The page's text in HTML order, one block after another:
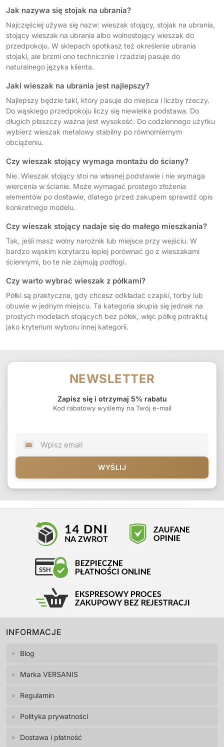
Jak nazywa się stojak na ubrania?
Najczęściej używa się nazw: wieszak stojący, stojak na ubrania,
stojący wieszak na ubrania albo wolnostojący wieszak do
przedpokoju. W sklepach spotkasz też określenie ubrania
stojaki, ale brzmi ono technicznie i rzadziej pasuje do
naturalnego języka klienta.
Jaki wieszak na ubrania jest najlepszy?
Najlepszy będzie taki, który pasuje do miejsca i liczby rzeczy.
Do wąskiego przedpokoju liczy się niewielka podstawa. Do
długich płaszczy ważna jest wysokość. Do codziennego użytku
wybierz wieszak metalowy stabilny po równomiernym
obciążeniu.
Czy wieszak stojący wymaga montażu do ściany?
Nie. Wieszak stojący stoi na własnej podstawie i nie wymaga
wiercenia w ścianie. Może wymagać prostego złożenia
elementów po dostawie, dlatego przed zakupem sprawdź opis
konkretnego modelu.
Czy wieszak stojący nadaje się do małego mieszkania?
Tak, jeśli masz wolny narożnik lub miejsce przy wejściu. W
bardzo wąskim korytarzu lepiej porównać go z wieszakami
ściennymi, bo te nie zajmują podłogi.
Czy warto wybrać wieszak z półkami?
Półki są praktyczne, gdy chcesz odkładać czapki, torby lub
obuwie w jednym miejscu. Ta kategoria skupia się jednak na
prostych modelach stojących bez półek, więc półkę potraktuj
jako kryterium wyboru innej kategorii.
NEWSLETTER
Zapisz się i otrzymaj 5% rabatu
Kod rabatowy wyślemy na Twój e-mail
WYŚLIJ
INFORMACJE
Blog
Marka VERSANIS
Regulamin
Polityka prywatności
Dostawa i płatność